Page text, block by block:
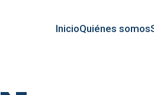
InicioQuiénes somos